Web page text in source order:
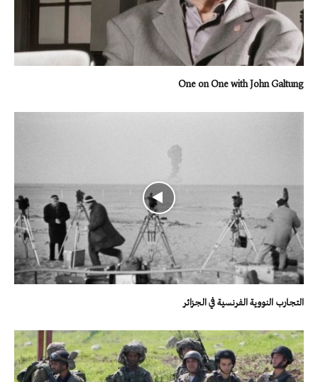
One on One with John Galtung
التجارب النووية الفرنسية في الجزائر